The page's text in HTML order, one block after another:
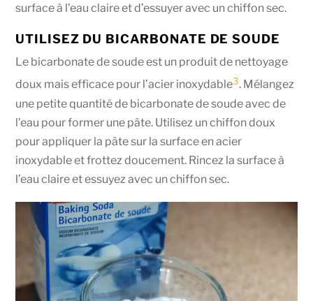
surface à l’eau claire et d’essuyer avec un chiffon sec.
UTILISEZ DU BICARBONATE DE SOUDE
Le bicarbonate de soude est un produit de nettoyage
doux mais efficace pour l’acier inoxydable3. Mélangez
une petite quantité de bicarbonate de soude avec de
l’eau pour former une pâte. Utilisez un chiffon doux
pour appliquer la pâte sur la surface en acier
inoxydable et frottez doucement. Rincez la surface à
l’eau claire et essuyez avec un chiffon sec.